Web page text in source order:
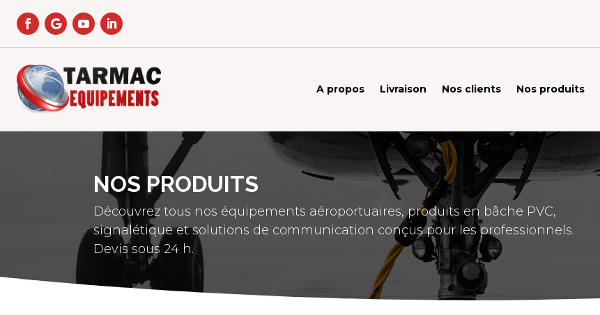
A propos Livraison Nos clients Nos produits
NOS PRODUITS
Découvrez tous nos équipements aéroportuaires, produits en bâche PVC,
signalétique et solutions de communication conçus pour les professionnels.
Devis sous 24 h.